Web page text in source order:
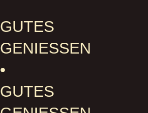
GUTES
GENIESSEN •
G
UTES G